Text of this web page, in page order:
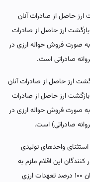
ارز حاصل از صادرات آنان
نامه اجرایی بازگشت ارز حاصل از صادرات
صرفاً به صورت فروش حواله ارزی در
ارز حاصل از صادرات آنان
نامه اجرایی بازگشت ارز حاصل از صادرات
صرفاً به صورت فروش حواله ارزی در
که به استثنای واحدهای تولیدی
این اقلام ملزم به
بازگشت ارز حاصل از صادرات این کالاها به میزان ۱۰۰ درصد تعهدات ارزی